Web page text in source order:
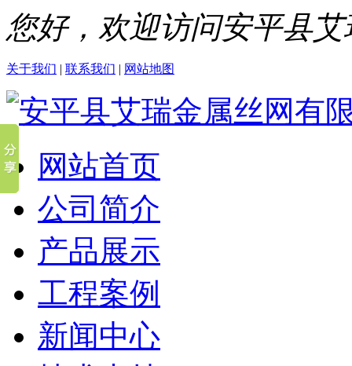
您好，欢迎访问安平县
关于我们 | 联系我们 | 网站地图
网站首页
公司简介
产品展示
工程案例
新闻中心